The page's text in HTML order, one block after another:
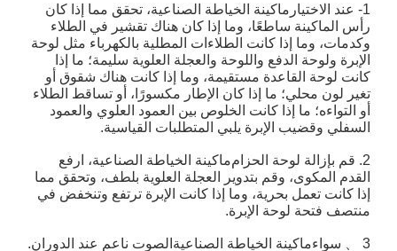
1- عند الاختيار ماكينة الخياطة الصناعية، تحقق مما إذا كان
رأس الماكينة ساطعًا، وما إذا كان هناك تقشير في الطلاء
وكدمات، وما إذا كانت الطلاءات المطلية بالكهرباء مثل لوحة
الإبرة ولوحة الدفع واللوحة والعجلة العلوية سليمة؛ ما إذا
كانت لوحة القاعدة مستقيمة، وما إذا كانت هناك شقوق أو
تغير لون محلي؛ ما إذا كان الإطار مكسورًا، أو تساقط الطلاء
أو التواءه؛ ما إذا كانت الخلوص بين العمود العلوي والعمود
السفلي وقضيب الإبرة يلبي المتطلبات القياسية.
2. قم بإزالة لوحة الحزام ماكينة الخياطة الصناعية، ارفع
القدم المكوى، وقم بتدوير العجلة العلوية بلطف، وتحقق مما
إذا كانت تعمل بحرية، وما إذا كانت الإبرة ترتفع وتنخفض في
منتصف فتحة لوحة الإبرة.
3 、 سواء ماكينة الخياطة الصناعية الصوت ناعم عند الدوران.